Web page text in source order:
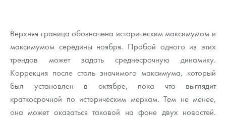
Верхняя граница обозначена историческим максимумом и
максимумом середины ноября. Пробой одного из этих
трендов может задать среднесрочную динамику.
Коррекция после столь значимого максимума, который
был установлен в октябре, пока что выглядит
краткосрочной по историческим меркам. Тем не менее,
она может оказаться таковой на фоне двух новостей.